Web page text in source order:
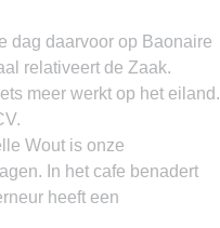
dag daarvoor op Baonaire
relativeert de Zaak.
meer werkt op het eiland.
Wout is onze
In het cafe benadert
heeft een